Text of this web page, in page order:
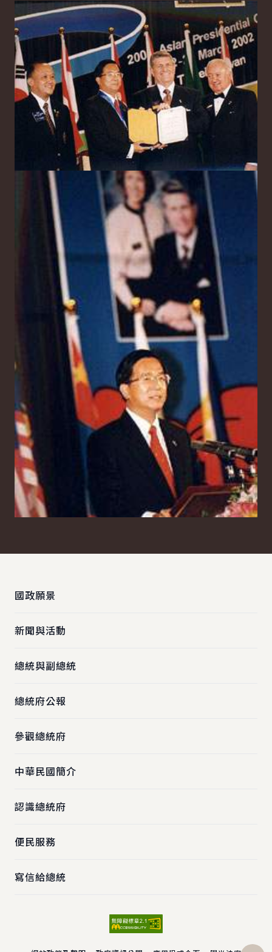
國政願景
新聞與活動
總統與副總統
總統府公報
參觀總統府
中華民國簡介
認識總統府
便民服務
寫信給總統